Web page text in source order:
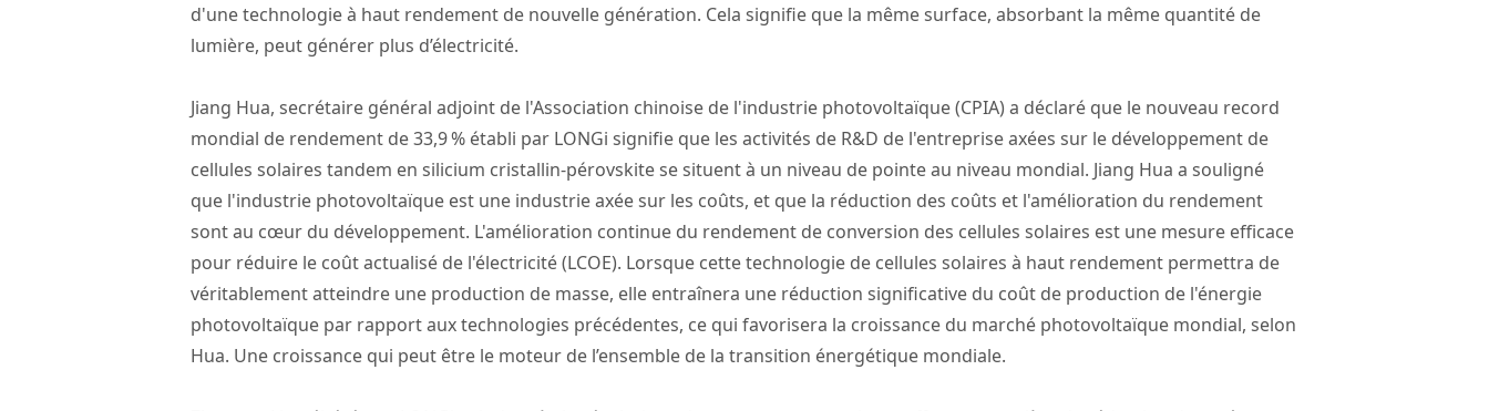
d'une technologie à haut rendement de nouvelle génération. Cela signifie que la même surface, absorbant la même quantité de
lumière, peut générer plus d’électricité.
Jiang Hua, secrétaire général adjoint de l'Association chinoise de l'industrie photovoltaïque (CPIA) a déclaré que le nouveau record
mondial de rendement de 33,9 % établi par LONGi signifie que les activités de R&D de l'entreprise axées sur le développement de
cellules solaires tandem en silicium cristallin-pérovskite se situent à un niveau de pointe au niveau mondial. Jiang Hua a souligné
que l'industrie photovoltaïque est une industrie axée sur les coûts, et que la réduction des coûts et l'amélioration du rendement
sont au cœur du développement. L'amélioration continue du rendement de conversion des cellules solaires est une mesure efficace
pour réduire le coût actualisé de l'électricité (LCOE). Lorsque cette technologie de cellules solaires à haut rendement permettra de
véritablement atteindre une production de masse, elle entraînera une réduction significative du coût de production de l'énergie
photovoltaïque par rapport aux technologies précédentes, ce qui favorisera la croissance du marché photovoltaïque mondial, selon
Hua. Une croissance qui peut être le moteur de l’ensemble de la transition énergétique mondiale.